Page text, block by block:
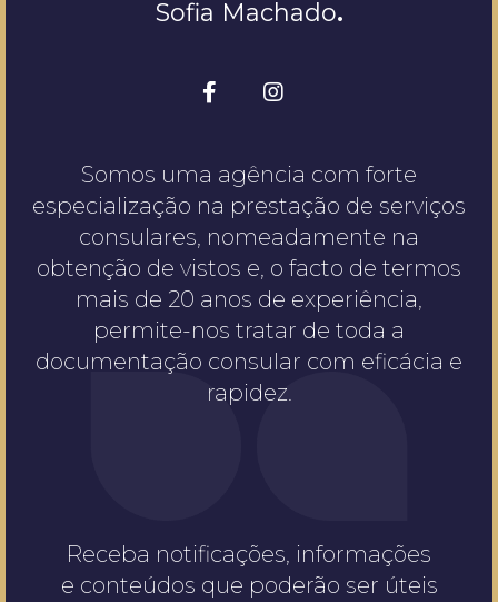
Sofia Machado.
Somos uma agência com forte
especialização na prestação de serviços
consulares, nomeadamente na
obtenção de vistos e, o facto de termos
mais de 20 anos de experiência,
permite-nos tratar de toda a
documentação consular com eficácia e
rapidez.
Receba notificações, informações
e conteúdos que poderão ser úteis